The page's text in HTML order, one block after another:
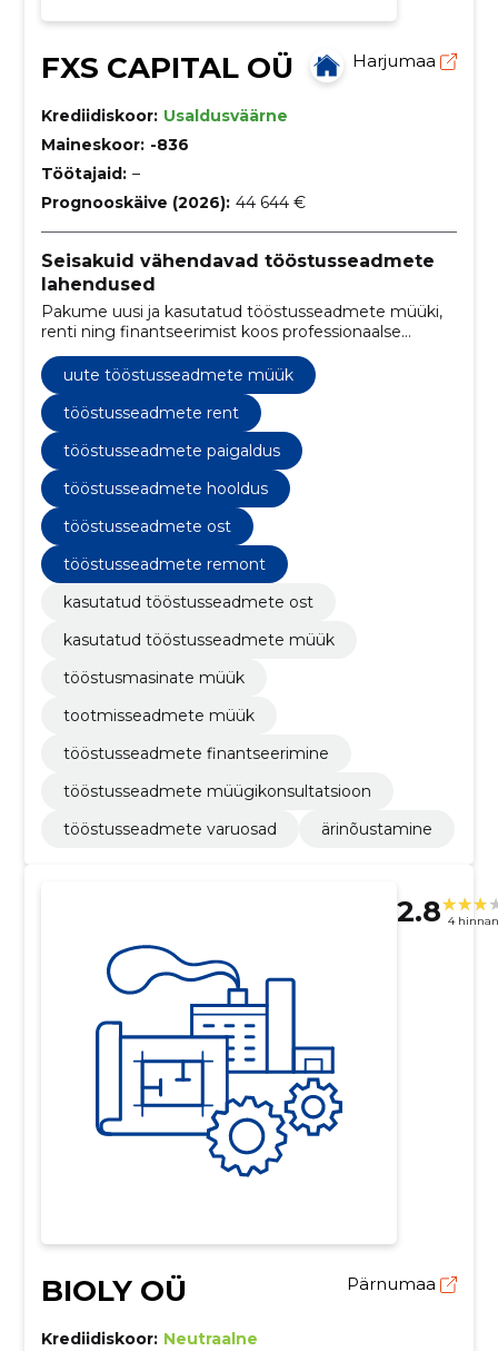
FXS CAPITAL OÜ Harjumaa
Krediidiskoor: Usaldusväärne
Maineskoor: -836
Töötajaid: –
Prognooskäive (2026): 44 644 €
Seisakuid vähendavad tööstusseadmete
lahendused
Pakume uusi ja kasutatud tööstusseadmete müüki,
renti ning finantseerimist koos professionaalse
paigalduse ja hooldusega. Vähendame seisakuid ja
tagame kiire järeltoe kogu seadme eluea.
uute tööstusseadmete müük
tööstusseadmete rent
tööstusseadmete paigaldus
tööstusseadmete hooldus
tööstusseadmete ost
tööstusseadmete remont
kasutatud tööstusseadmete ost
kasutatud tööstusseadmete müük
tööstusmasinate müük
tootmisseadmete müük
tööstusseadmete finantseerimine
tööstusseadmete müügikonsultatsioon
tööstusseadmete varuosad
ärinõustamine
2.8 4
BIOLY OÜ Pärnumaa
Krediidiskoor: Neutraalne